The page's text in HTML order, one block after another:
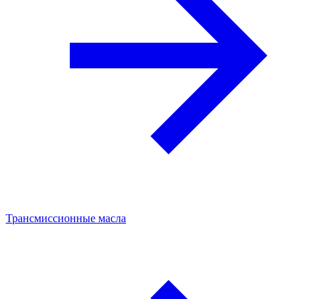
Трансмиссионные масла